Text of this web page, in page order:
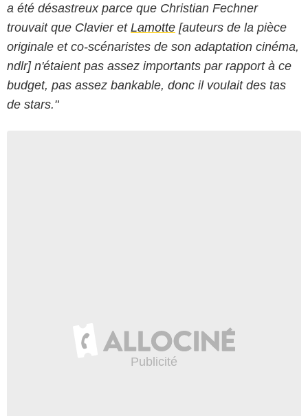
a été désastreux parce que Christian Fechner
trouvait que Clavier et Lamotte [auteurs de la pièce
originale et co-scénaristes de son adaptation cinéma,
ndlr] n'étaient pas assez importants par rapport à ce
budget, pas assez bankable, donc il voulait des tas
de stars."